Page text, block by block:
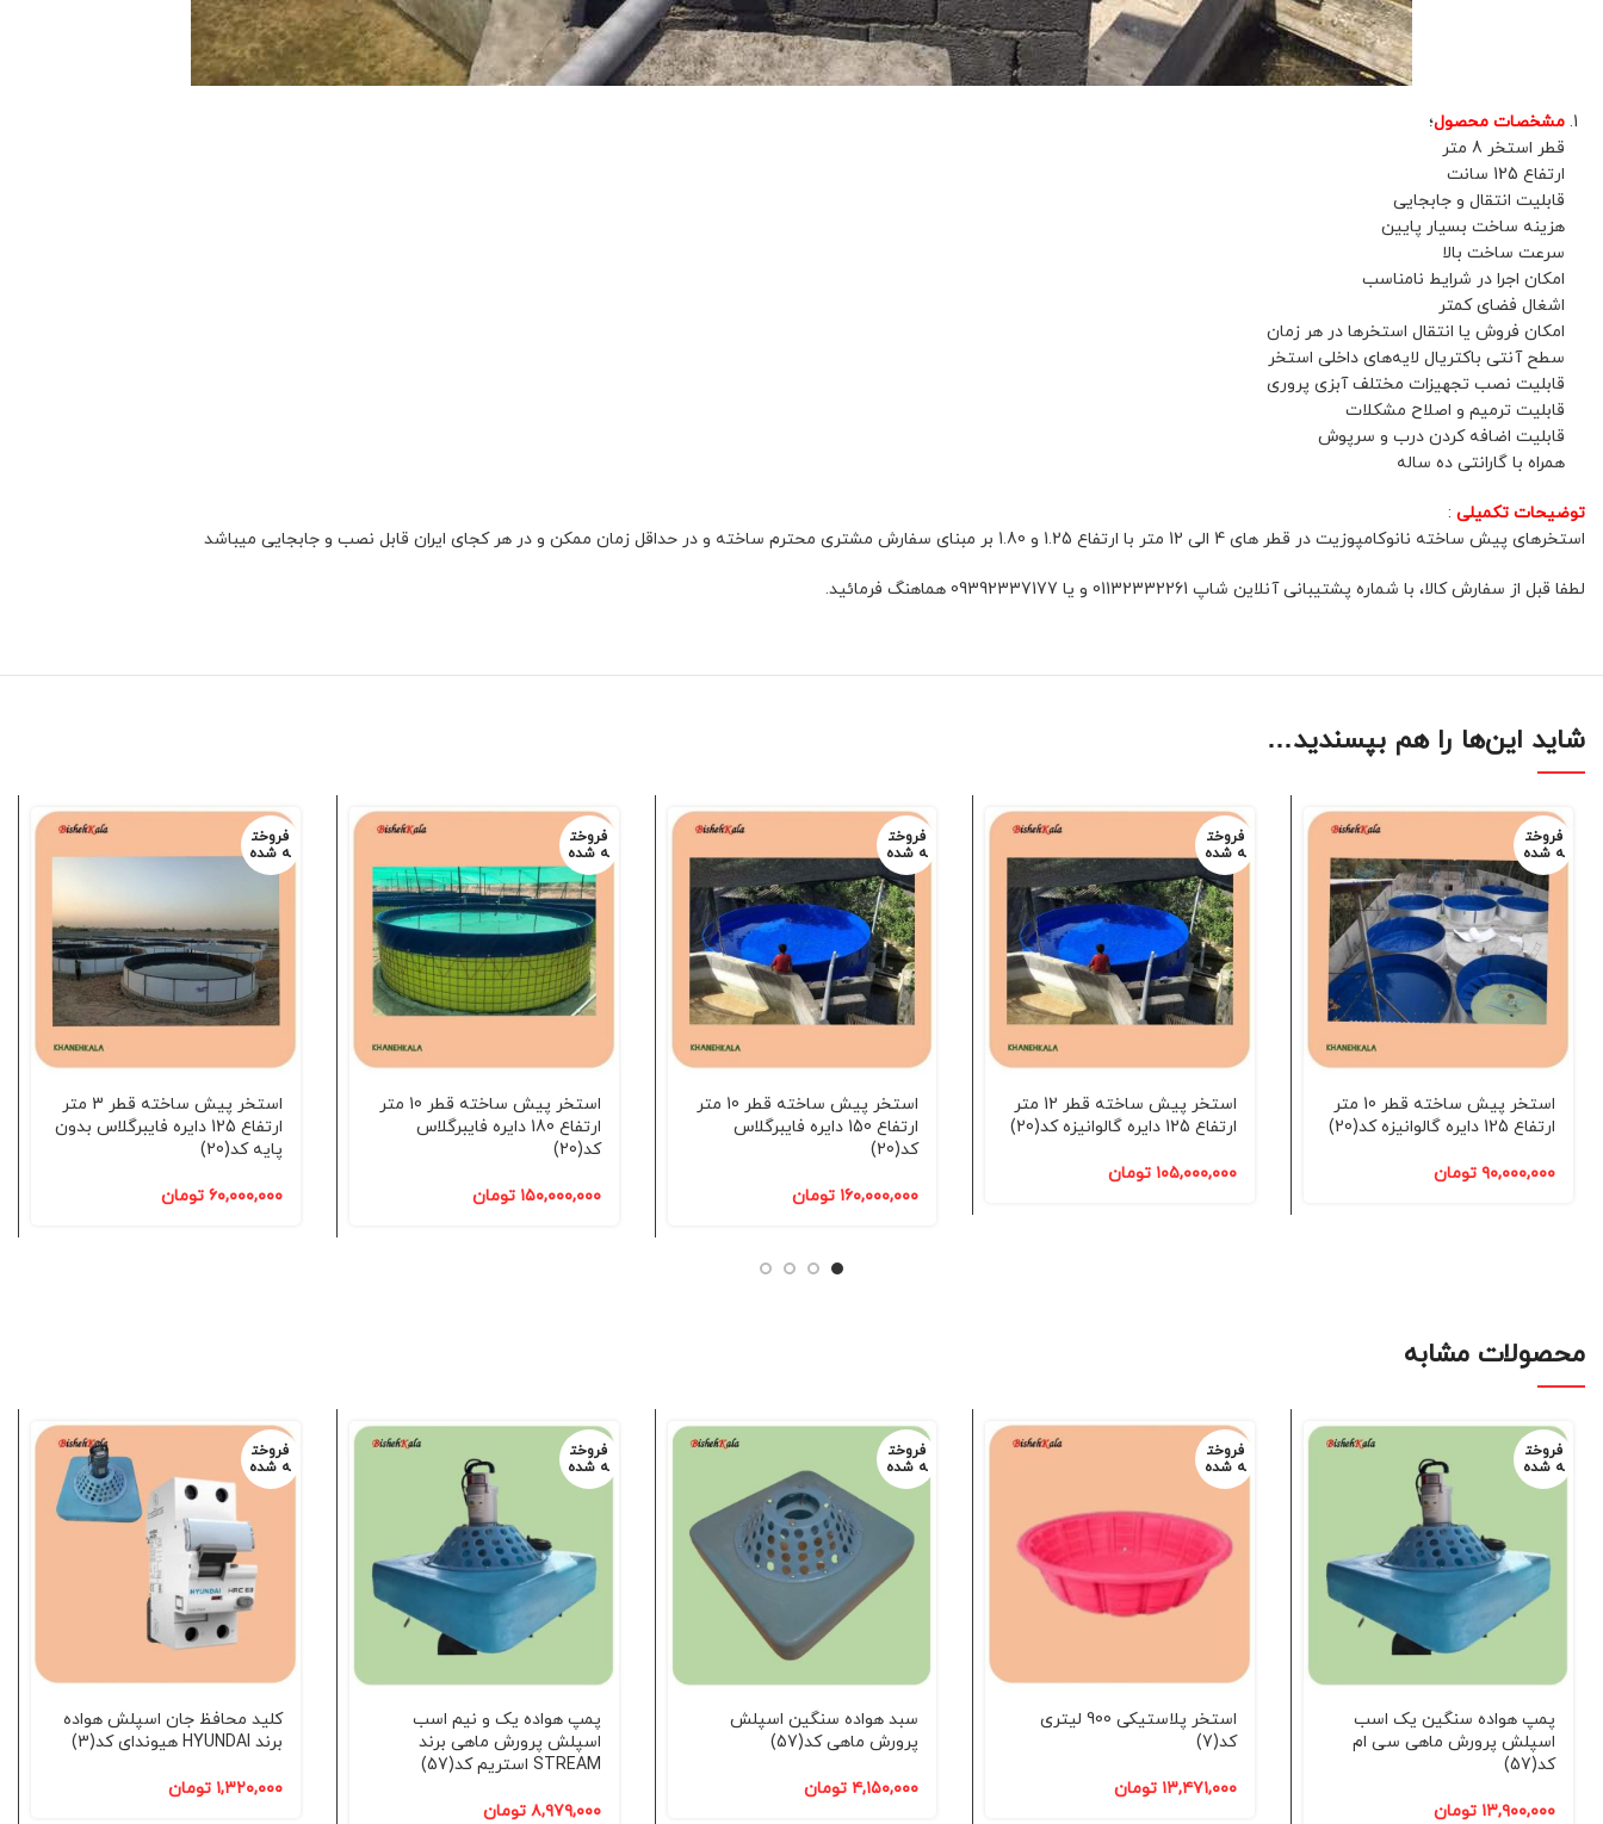
مشخصات محصول؛
قطر استخر 8 متر
ارتفاع 125 سانت
قابلیت انتقال و جابجایی
هزینه ساخت بسیار پایین
سرعت ساخت بالا
امکان اجرا در شرایط نامناسب
اشغال فضای کمتر
امکان فروش یا انتقال استخرها در هر زمان
سطح آنتی باکتریال لایه‌های داخلی استخر
قابلیت نصب تجهیزات مختلف آبزی پروری
قابلیت ترمیم و اصلاح مشکلات
قابلیت اضافه کردن درب و سرپوش
همراه با گارانتی ده ساله
توضیحات تکمیلی :
استخرهای پیش ساخته نانوکامپوزیت در قطر های 4 الی 12 متر با ارتفاع 1.25 و 1.80 بر مبنای سفارش مشتری محترم ساخته و در حداقل زمان ممکن و در هر کجای ایران قابل نصب و جابجایی میباشد
لطفا قبل از سفارش کالا، با شماره پشتیبانی آنلاین شاپ 01132332261 و یا 09392337177 هماهنگ فرمائید.
شاید این‌ها را هم بپسندید…
فروخت
ه شده
استخر پیش ساخته قطر 10 متر
ارتفاع 125 دایره گالوانیزه کد(20)
۹۰,۰۰۰,۰۰۰ تومان
فروخت
ه شده
استخر پیش ساخته قطر 12 متر
ارتفاع 125 دایره گالوانیزه کد(20)
۱۰۵,۰۰۰,۰۰۰ تومان
فروخت
ه شده
استخر پیش ساخته قطر 10 متر
ارتفاع 150 دایره فایبرگلاس
کد(20)
۱۶۰,۰۰۰,۰۰۰ تومان
فروخت
ه شده
استخر پیش ساخته قطر 10 متر
ارتفاع 180 دایره فایبرگلاس
کد(20)
۱۵۰,۰۰۰,۰۰۰ تومان
فروخت
ه شده
استخر پیش ساخته قطر 3 متر
ارتفاع 125 دایره فایبرگلاس بدون
پایه کد(20)
۶۰,۰۰۰,۰۰۰ تومان
محصولات مشابه
فروخت
ه شده
پمپ هواده سنگین یک اسب
اسپلش پرورش ماهی سی ام
کد(57)
۱۳,۹۰۰,۰۰۰ تومان
فروخت
ه شده
استخر پلاستیکی 900 لیتری
کد(7)
۱۳,۴۷۱,۰۰۰ تومان
فروخت
ه شده
سبد هواده سنگین اسپلش
پرورش ماهی کد(57)
۴,۱۵۰,۰۰۰ تومان
فروخت
ه شده
پمپ هواده یک و نیم اسب
اسپلش پرورش ماهی برند
STREAM استریم کد(57)
۸,۹۷۹,۰۰۰ تومان
فروخت
ه شده
کلید محافظ جان اسپلش هواده
برند HYUNDAI هیوندای کد(3)
۱,۳۲۰,۰۰۰ تومان